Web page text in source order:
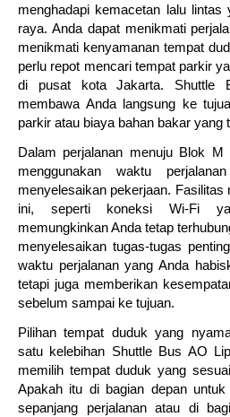
menghadapi kemacetan lalu
raya. Anda dapat menikmati
menikmati kenyamanan tempat
perlu repot mencari tempat parkir
di pusat kota Jakarta. Shuttle
membawa Anda langsung ke
parkir atau biaya bahan bakar yang
Dalam perjalanan menuju Blok
menggunakan waktu
menyelesaikan pekerjaan. Fasilitas
ini, seperti koneksi Wi-Fi
memungkinkan Anda tetap
menyelesaikan tugas-tugas
waktu perjalanan yang Anda
tetapi juga memberikan
sebelum sampai ke tujuan.
Pilihan tempat duduk yang
satu kelebihan Shuttle Bus AO
memilih tempat duduk yang
Apakah itu di bagian depan untuk
sepanjang perjalanan atau di